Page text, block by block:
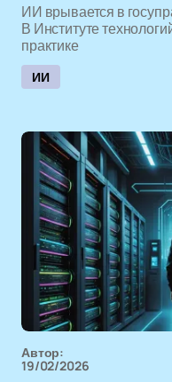
ИИ врывается в
В Институте
практике
ИИ
Автор:
19/02/2026